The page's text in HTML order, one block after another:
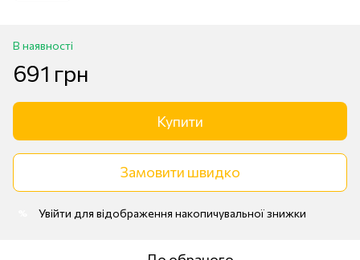
В наявності
691 грн
Купити
Замовити швидко
Увійти для відображення накопичувальної знижки